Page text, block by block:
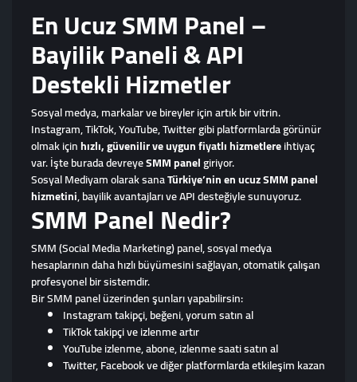
En Ucuz SMM Panel –
Bayilik Paneli & API
Destekli Hizmetler
Sosyal medya, markalar ve bireyler için artık bir vitrin.
Instagram, TikTok, YouTube, Twitter gibi platformlarda görünür
olmak içinhızlı, güvenilir ve uygun fiyatlı hizmetlereihtiyaç
var. İşte burada devreyeSMM panelgiriyor.
Sosyal Mediyam olarak sanaTürkiye’nin en ucuz SMM panel
hizmetini, bayilik avantajları ve API desteğiyle sunuyoruz.
SMM Panel Nedir?
SMM (Social Media Marketing) panel, sosyal medya
hesaplarının daha hızlı büyümesini sağlayan, otomatik çalışan
profesyonel bir sistemdir.
Bir SMM panel üzerinden şunları yapabilirsin:
Instagram takipçi, beğeni, yorum satın al
TikTok takipçi ve izlenme artır
YouTube izlenme, abone, izlenme saati satın al
Twitter, Facebook ve diğer platformlarda etkileşim kazan